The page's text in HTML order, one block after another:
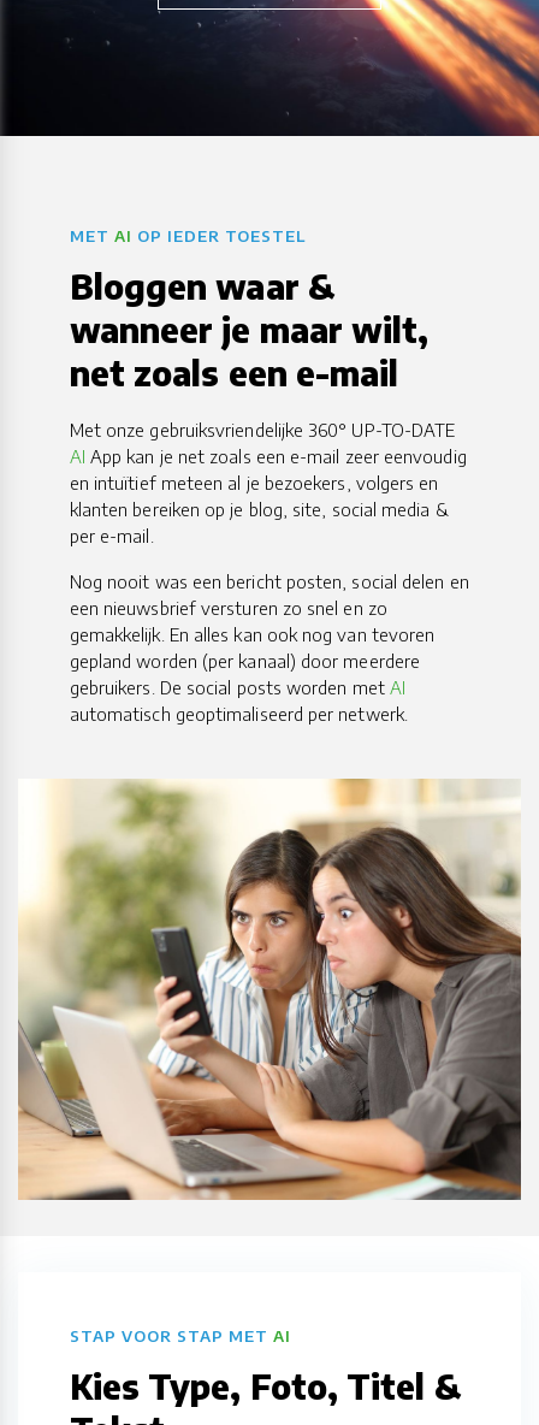
MET AI OP IEDER TOESTEL
Bloggen waar &
wanneer je maar wilt,
net zoals een e-mail
Met onze gebruiksvriendelijke 360° UP-TO-DATE
AI App kan je net zoals een e-mail zeer eenvoudig
en intuïtief meteen al je bezoekers, volgers en
klanten bereiken op je blog, site, social media &
per e-mail.
Nog nooit was een bericht posten, social delen en
een nieuwsbrief versturen zo snel en zo
gemakkelijk. En alles kan ook nog van tevoren
gepland worden (per kanaal) door meerdere
gebruikers. De social posts worden met AI
automatisch geoptimaliseerd per netwerk.
STAP VOOR STAP MET AI
Kies Type, Foto, Titel &